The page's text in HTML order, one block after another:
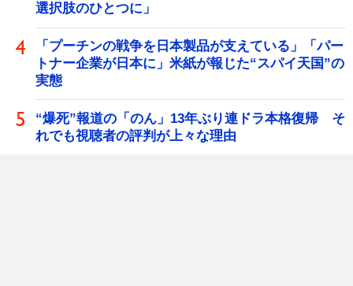
選択肢のひとつに」
「プーチンの戦争を日本製品が支えている」「パー
トナー企業が日本に」米紙が報じた“スパイ天国”の
実態
“爆死”報道の「のん」13年ぶり連ドラ本格復帰 そ
れでも視聴者の評判が上々な理由